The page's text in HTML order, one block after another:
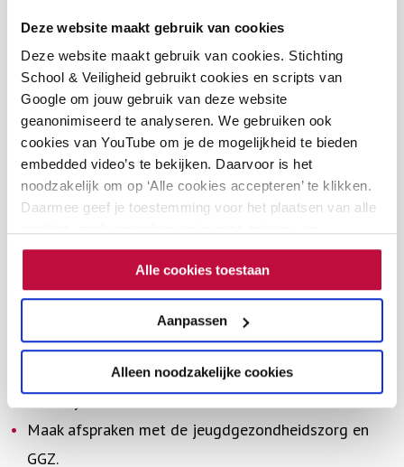
Deze website maakt gebruik van cookies
Deze website maakt gebruik van cookies. Stichting
School & Veiligheid gebruikt cookies en scripts van
Google om jouw gebruik van deze website
geanonimiseerd te analyseren. We gebruiken ook
cookies van YouTube om je de mogelijkheid te bieden
embedded video’s te bekijken. Daarvoor is het
noodzakelijk om op ‘Alle cookies accepteren’ te klikken.
Daarmee geef je toestemming voor het plaatsen van alle
cookieverklaring. Als je niet alle cookies accepteert, dan
kun je geen video's bekijken.Alle cookies toestaan
Aanpassen
Alleen noodzakelijke cookies
gericht op suïcidaliteit onder medewerkers). Let bij het
maken van je beleid op de volgende punten:
Vanuit 113 Zelfmoordpreventie is het advies om
geen algemene voorlichting over suïcidaliteit te
geven, omdat het lastig is dit op een veilige manier
in de groep te doen. Richt je op voorlichting rondom
Neem het suïcidepreventiebeleid op in het
zorgprotocol/sociaal veiligheidsbeleid/beleid
Zorg dat de zorgstructuur helder is: welke
medewerkers hebben welke functie en wanneer
betrek je elkaar?
Maak afspraken met de jeugdgezondheidszorg en
GGZ.